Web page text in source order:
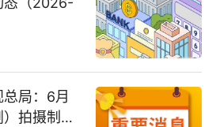
局：6月
拍摄制作